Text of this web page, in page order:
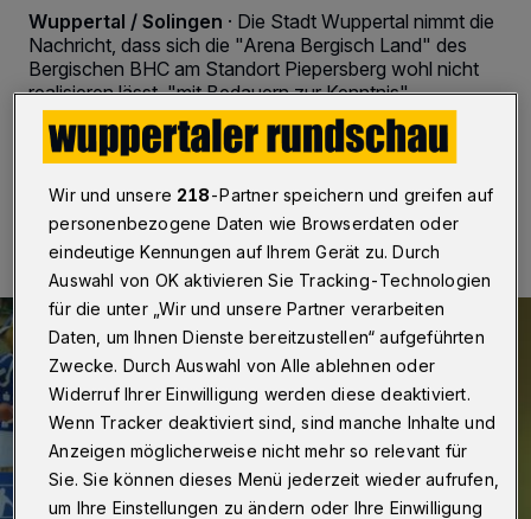
Wuppertal / Solingen · Die Stadt Wuppertal nimmt die
Nachricht, dass sich die "Arena Bergisch Land" des
Bergischen BHC am Standort Piepersberg wohl nicht
realisieren lässt, "mit Bedauern zur Kenntnis".
28.09.2018 , 14:51 Uhr 2 Minuten Lesezeit
Wir und unsere 218-Partner speichern und greifen auf
personenbezogene Daten wie Browserdaten oder
eindeutige Kennungen auf Ihrem Gerät zu. Durch
Auswahl von OK aktivieren Sie Tracking-Technologien
für die unter „Wir und unsere Partner verarbeiten
Daten, um Ihnen Dienste bereitzustellen“ aufgeführten
Zwecke. Durch Auswahl von Alle ablehnen oder
Widerruf Ihrer Einwilligung werden diese deaktiviert.
Wenn Tracker deaktiviert sind, sind manche Inhalte und
Anzeigen möglicherweise nicht mehr so relevant für
Sie. Sie können dieses Menü jederzeit wieder aufrufen,
um Ihre Einstellungen zu ändern oder Ihre Einwilligung